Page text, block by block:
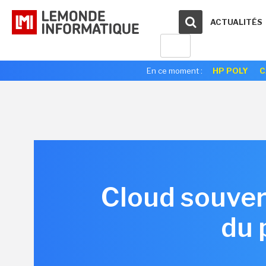
ACTUALITÉS
En ce moment : HP POLY
Cloud
du